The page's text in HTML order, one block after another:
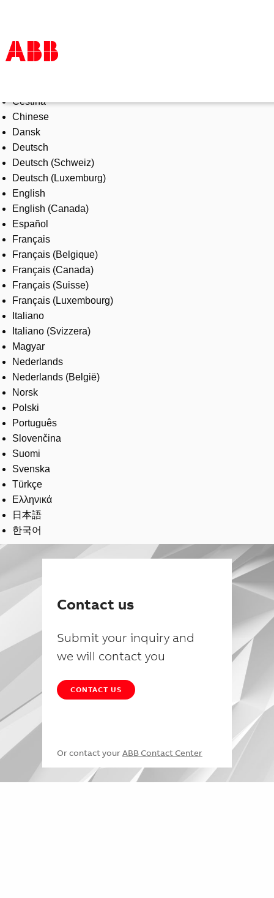
Products & Solutions
Industries
Services
About us
Where to buy
Contact us
Careers
Čeština
Chinese
Dansk
Deutsch
Deutsch (Schweiz)
Deutsch (Luxemburg)
English
English (Canada)
Español
Français
Français (Belgique)
Français (Canada)
Français (Suisse)
Français (Luxembourg)
Italiano
Italiano (Svizzera)
Magyar
Nederlands
Nederlands (België)
Norsk
Polski
Português
Slovenčina
Suomi
Svenska
Türkçe
Ελληνικά
日本語
한국어
Contact us
Submit your inquiry and
we will contact you
CONTACT US
Or contact your ABB Contact Center